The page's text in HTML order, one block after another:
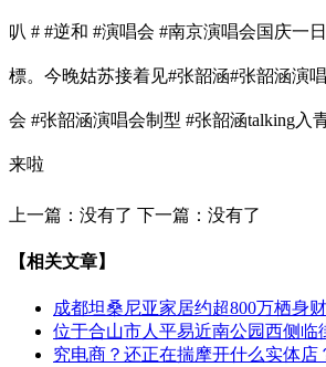
叭 # #逆和 #演唱会 #南京演唱会国庆一
標。今晚姑苏接着见#张韶涵#张韶涵演
会 #张韶涵演唱会制型 #张韶涵talking入
来啦
上一篇：没有了 下一篇：没有了
【相关文章】
成都坦桑尼亚家居约超800万栖身
位于合山市人平易近南公园西侧
究电商？还正在揣摩开什么实体